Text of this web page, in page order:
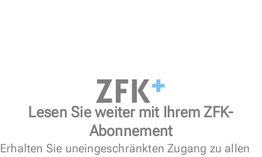
Lesen Sie weiter mit Ihrem ZFK-
Abonnement
Erhalten Sie uneingeschränkten Zugang zu allen